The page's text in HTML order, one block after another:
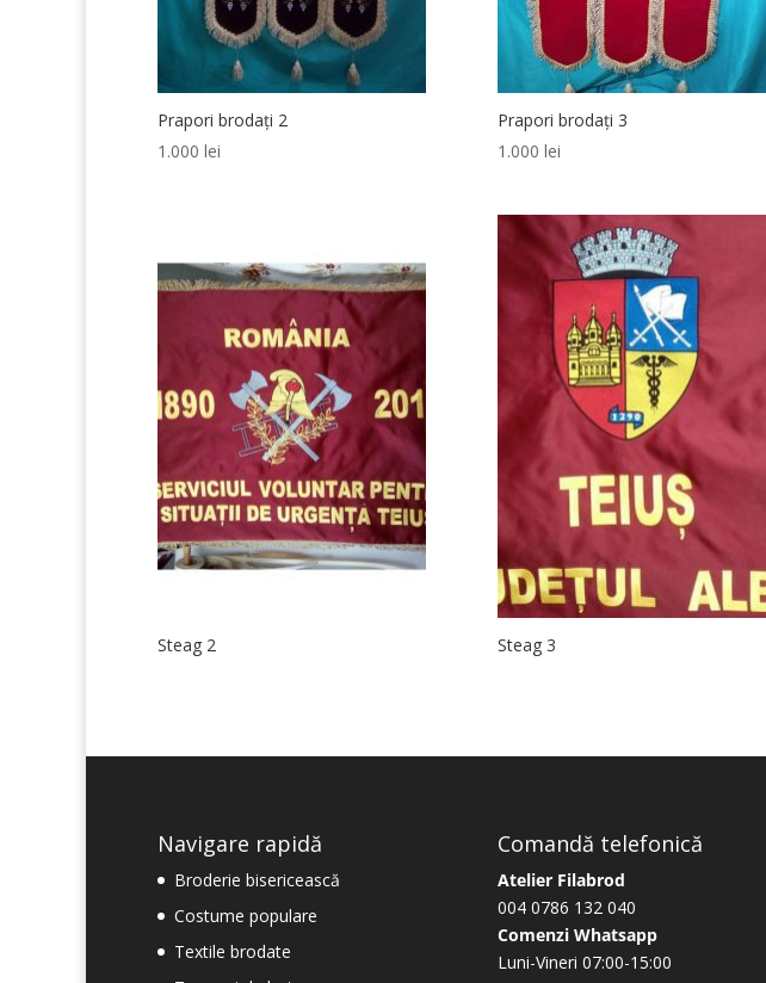
Prapori brodați 2
1.000 lei
Prapori brodați 3
1.000 lei
Steag 2 Steag 3
Navigare rapidă
Broderie bisericească
Costume populare
Textile brodate
Comandă telefonică
Atelier Filabrod
004 0786 132 040
Comenzi Whatsapp
Luni-Vineri 07:00-15:00